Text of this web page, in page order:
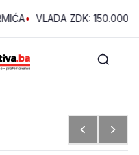
VLADA ZDK: 150.000 KM ZA